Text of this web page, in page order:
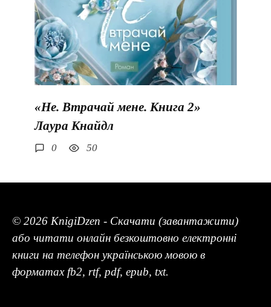
«Не. Втрачай мене. Книга 2»
Лаура Кнайдл
0 50
© 2026 KnigiDzen - Скачати (завантажити)
або читати онлайн безкоштовно електронні
книги на телефон українською мовою в
форматах fb2, rtf, pdf, epub, txt.